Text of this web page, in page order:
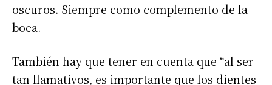
oscuros. Siempre como complemento de la
boca.
También hay que tener en cuenta que “al ser
tan llamativos, es importante que los dientes